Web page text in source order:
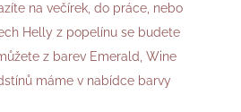
na večírek, do práce, nebo
Helly z popelínu se budete
z barev Emerald, Wine
máme v nabídce barvy